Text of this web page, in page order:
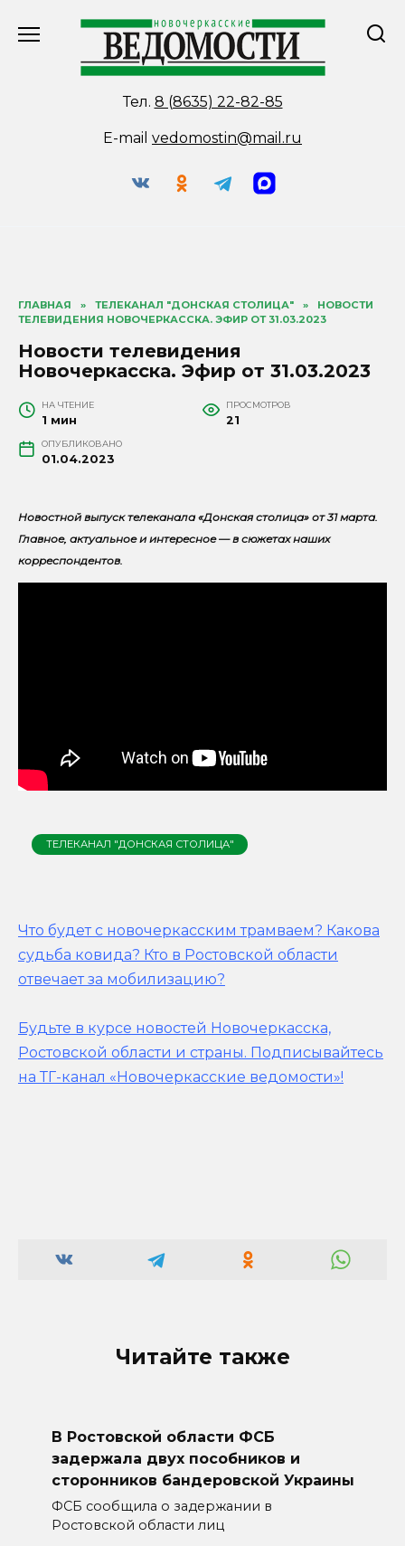
Тел. 8 (8635) 22-82-85
E-mail vedomostin@mail.ru
ГЛАВНАЯ » ТЕЛЕКАНАЛ "ДОНСКАЯ СТОЛИЦА" »
НОВОСТИ
ТЕЛЕВИДЕНИЯ НОВОЧЕРКАССКА. ЭФИР ОТ 31.03.2023
Новости телевидения
Новочеркасска. Эфир от 31.03.2023
НА ЧТЕНИЕ
1 мин
ПРОСМОТРОВ
21
ОПУБЛИКОВАНО
01.04.2023
Новостной выпуск телеканала «Донская столица» от 31 марта.
Главное, актуальное и интересное — в сюжетах наших
корреспондентов.
ТЕЛЕКАНАЛ "ДОНСКАЯ СТОЛИЦА"
Что будет с новочеркасским трамваем? Какова
судьба ковида? Кто в Ростовской области
отвечает за мобилизацию?
Будьте в курсе новостей Новочеркасска,
Ростовской области и страны. Подписывайтесь
на ТГ-канал «Новочеркасские ведомости»!
Читайте также
В Ростовской области ФСБ
задержала двух пособников и
сторонников бандеровской Украины
ФСБ сообщила о задержании в
Ростовской области лиц